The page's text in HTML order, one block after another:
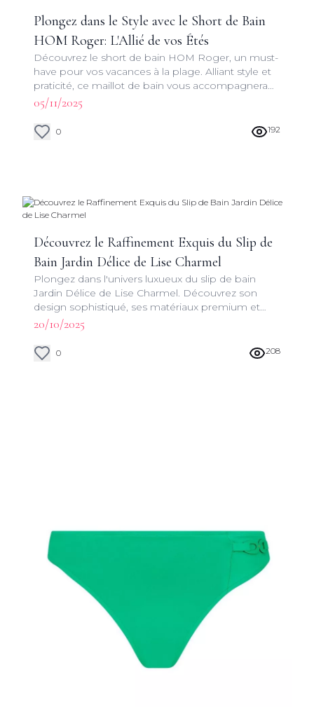
Plongez dans le Style avec le Short de Bain
HOM Roger: L'Allié de vos Étés
Découvrez le short de bain HOM Roger, un must-
have pour vos vacances à la plage. Alliant style et
praticité, ce maillot de bain vous accompagnera
dans toutes vos aventures estivales.
05/11/2025
0 192
Découvrez le Raffinement Exquis du Slip de
Bain Jardin Délice de Lise Charmel
Plongez dans l'univers luxueux du slip de bain
Jardin Délice de Lise Charmel. Découvrez son
design sophistiqué, ses matériaux premium et
son ajustement parfait pour une expérience
balnéaire incomparable.
20/10/2025
0 208